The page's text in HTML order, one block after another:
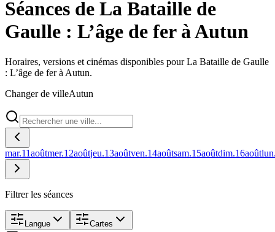
Séances de La Bataille de
Gaulle : L’âge de fer à Autun
Horaires, versions et cinémas disponibles pour La Bataille de Gaulle
: L’âge de fer à Autun.
Changer de villeAutun
mar.11aoûtmer.12aoûtjeu.13aoûtven.14aoûtsam.15aoûtdim.16août
Filtrer les séances
Langue Cartes